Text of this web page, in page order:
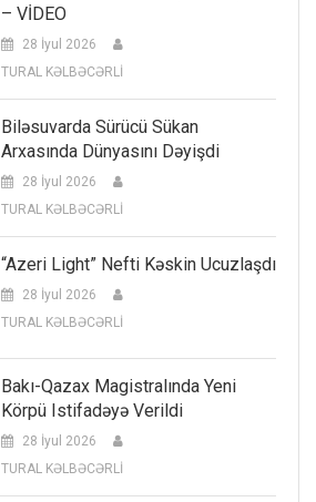
– VİDEO
28 İyul 2026
TURAL KƏLBƏCƏRLİ
Biləsuvarda Sürücü Sükan
Arxasında Dünyasını Dəyişdi
28 İyul 2026
TURAL KƏLBƏCƏRLİ
“Azeri Light” Nefti Kəskin Ucuzlaşdı
28 İyul 2026
TURAL KƏLBƏCƏRLİ
Bakı-Qazax Magistralında Yeni
Körpü Istifadəyə Verildi
28 İyul 2026
TURAL KƏLBƏCƏRLİ